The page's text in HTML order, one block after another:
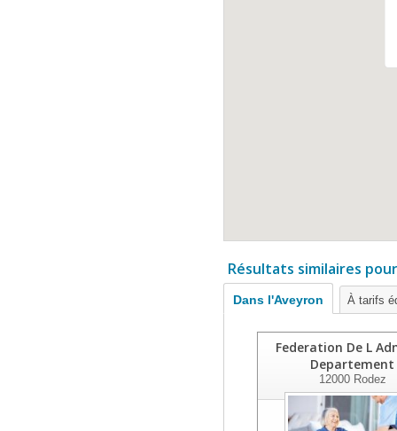
Résultats similaires
Dans l'Aveyron À tarifs
Federation De L
Departement
12000Rodez